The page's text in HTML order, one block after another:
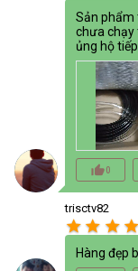
Sản phẩm
chưa chạy
ủng hộ tiếp
thumb_up_alt0
trisctv82
star star star star
Hàng đẹp